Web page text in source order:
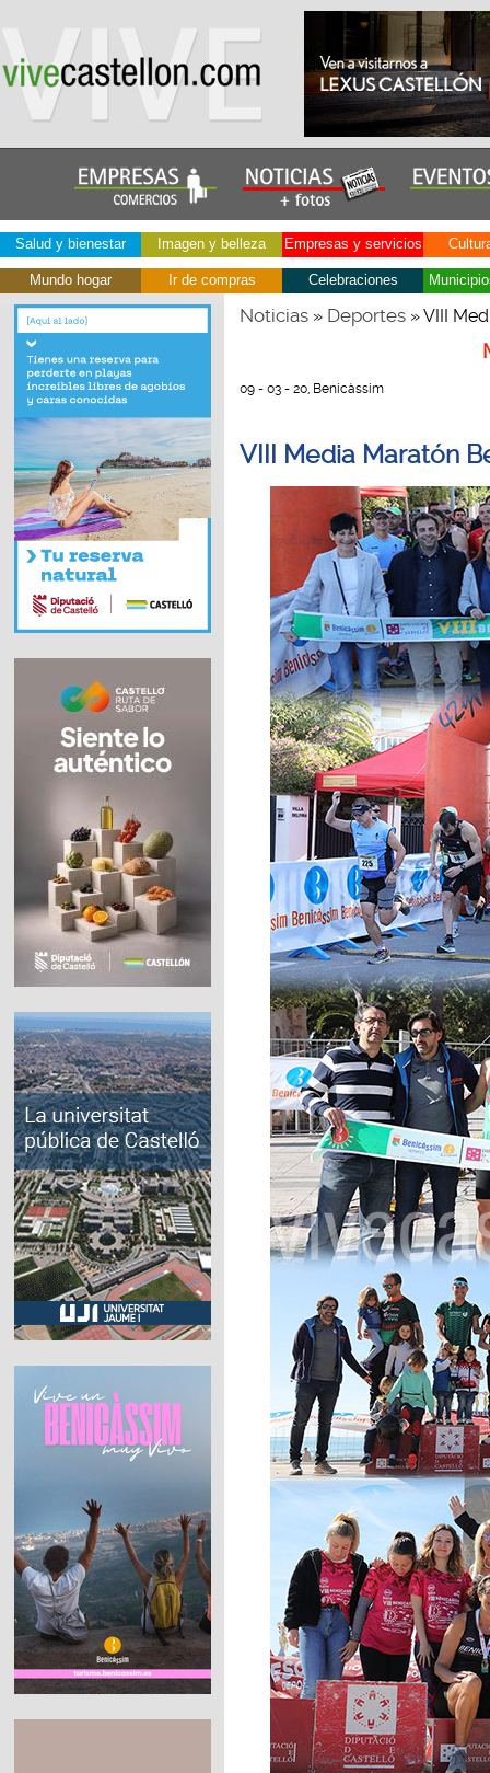
Salud y bienestar Imagen y belleza Empresas y servicios
Mundo hogar Ir de compras Celebraciones
Noticias» Deportes» VIII
09 - 03 - 20, Benicàssim
VIII Media Maratón